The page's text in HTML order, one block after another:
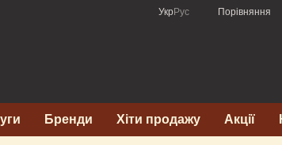
УкрРус Порівняння
Бренди Хіти продажу Акції